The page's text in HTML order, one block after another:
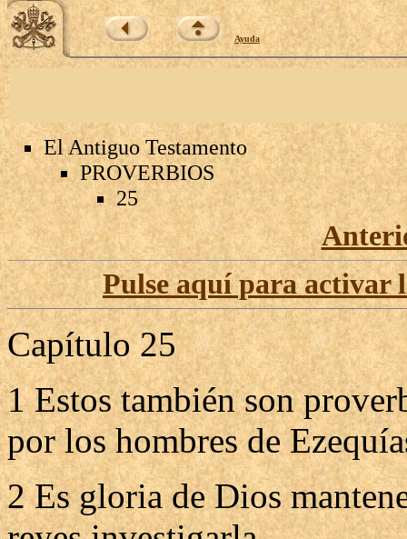
Ayuda
El Antiguo Testamento
PROVERBIOS
25
Pulse aquí para activar
Capítulo 25
1 Estos también son
por los hombres de
2 Es gloria de Dios